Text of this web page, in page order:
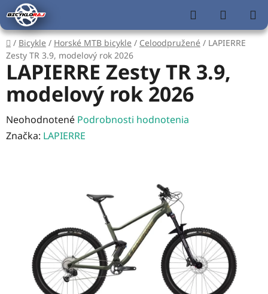
Prejsť
na
obsah
Hľadať
KOŠÍK
Domov
/ Bicykle / Horské MTB bicykle / Celoodpružené / LAPIERRE
Zesty TR 3.9, modelový rok 2026
LAPIERRE Zesty TR 3.9,
modelový rok 2026
Priemerné
hodnotenie
hviezdičiek.
Neohodnotené Podrobnosti hodnotenia
Značka: LAPIERRE